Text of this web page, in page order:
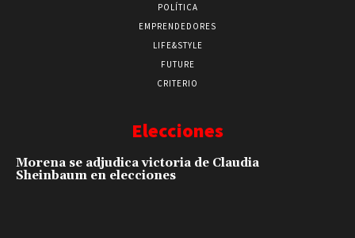
POLÍTICA
EMPRENDEDORES
LIFE&STYLE
FUTURE
CRITERIO
Elecciones
Morena se adjudica victoria de Claudia
Sheinbaum en elecciones